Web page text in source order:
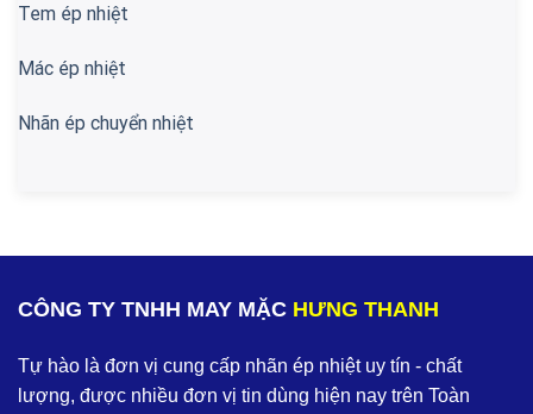
Tem ép nhiệt
Mác ép nhiệt
Nhãn ép chuyển nhiệt
CÔNG TY TNHH MAY MẶC HƯNG THANH
Tự hào là đơn vị cung cấp nhãn ép nhiệt uy tín - chất
lượng, được nhiều đơn vị tin dùng hiện nay trên Toàn